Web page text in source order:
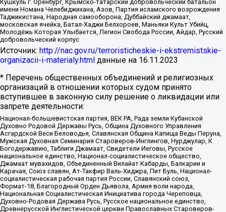
Кушкуль г. Оренбург, Крымско-татарский добровольческий батальон
имени Номана Челебиджихана, Азов, Партия исламского возрождения
Таджикистана, Народная самооборона, Дуббайский джамаат,
московская ячейка, Батал-Хаджи Белхороев, Маньяки Культ Убийц,
Молодёжь Которая Улыбается, Легион Свобода России, Айдар, Русский
добровольческий корпус
Источник: http://nac.gov.ru/terroristicheskie-i-ekstremistskie-
organizacii-i-materialy.html данные на 16.11.2023
* Перечень общественных объединений и религиозных
организаций в отношении которых судом принято
вступившее в законную силу решение о ликвидации или
запрете деятельности:
Национал-большевистская партия, ВЕК РА, Рада земли Кубанской
Духовно Родовой Державы Русь, Община Духовного Управления
Асгардской Веси Беловодья, Славянская Община Капища Веды Перуна,
Мужская Духовная Семинария Староверов-Инглингов, Нурджулар, К
Богодержавию, Таблиги Джамаат, Свидетели Иеговы, Русское
национальное единство, Национал-социалистическое общество,
Джамаат мувахидов, Объединенный Вилайат Кабарды, Балкарии и
Карачая, Союз славян, Ат-Такфир Валь-Хиджра, Пит Буль, Национал-
социалистическая рабочая партия России, Славянский союз,
Формат-18, Благородный Орден Дьявола, Армия воли народа,
Национальная Социалистическая Инициатива города Череповца,
Духовно-Родовая Держава Русь, Русское национальное единство,
Древнерусской Инглистической церкви Православных Староверов-